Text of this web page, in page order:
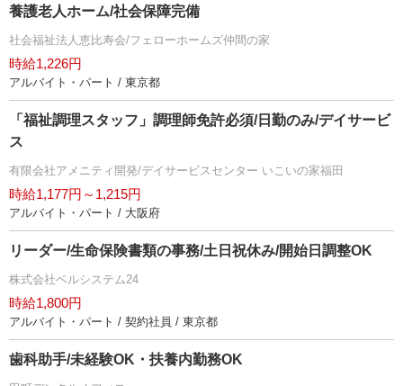
養護老人ホーム/社会保障完備
社会福祉法人恵比寿会/フェローホームズ仲間の家
時給1,226円
アルバイト・パート / 東京都
「福祉調理スタッフ」調理師免許必須/日勤のみ/デイサービ
ス
有限会社アメニティ開発/デイサービスセンター いこいの家福田
時給1,177円～1,215円
アルバイト・パート / 大阪府
リーダー/生命保険書類の事務/土日祝休み/開始日調整OK
株式会社ベルシステム24
時給1,800円
アルバイト・パート / 契約社員 / 東京都
歯科助手/未経験OK・扶養内勤務OK